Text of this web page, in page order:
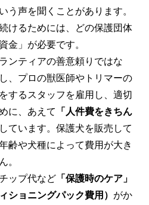
う声を聞くことがあります。
けるためには、どの保護団体
金」が必要です。
ンティアの善意頼りではな
、プロの獣医師やトリマーの
するスタッフを雇用し、適切
に、あえて 「人件費をきちん
ています。保護犬を販売して
齢や犬種によって費用が大き
。
ップ代など 「保護時のケア」
ショニングパック費用） がか